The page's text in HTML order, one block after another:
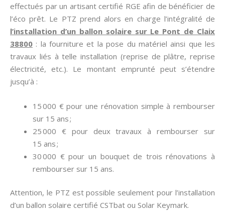
effectués par un artisant certifié RGE afin de bénéficier de
l’éco prêt. Le PTZ prend alors en charge l’intégralité de
l’installation d’un ballon solaire sur Le Pont de Claix
38800 : la fourniture et la pose du matériel ainsi que les
travaux liés à telle installation (reprise de plâtre, reprise
électricité, etc.). Le montant emprunté peut s’étendre
jusqu’à :
15 000 € pour une rénovation simple à rembourser
sur 15 ans ;
25 000 € pour deux travaux à rembourser sur
15 ans ;
30 000 € pour un bouquet de trois rénovations à
rembourser sur 15 ans.
Attention, le PTZ est possible seulement pour l’installation
d’un ballon solaire certifié CSTbat ou Solar Keymark.